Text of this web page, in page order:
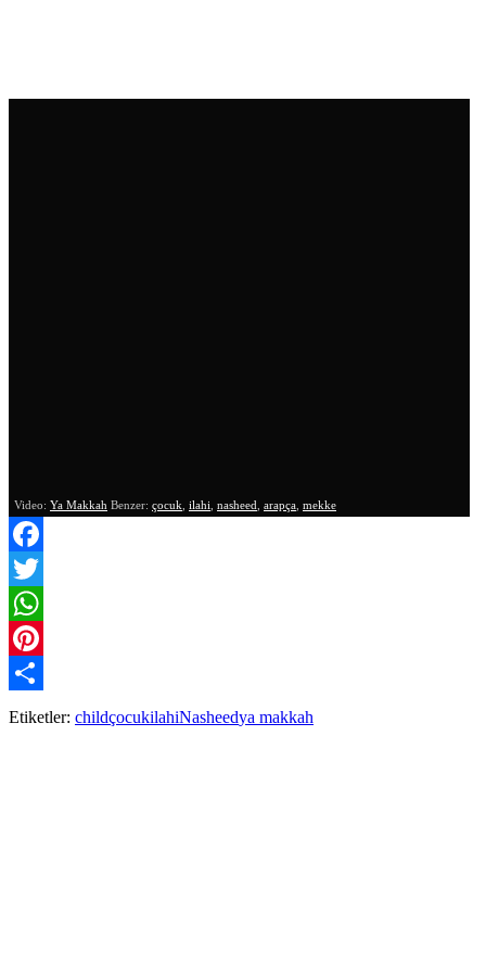
Video: Ya Makkah Benzer: çocuk ilahi nasheed arapça mekke
Facebook
Twitter
WhatsApp
Pinterest
Paylaş
Etiketler: childçocukilahiNasheedya makkah